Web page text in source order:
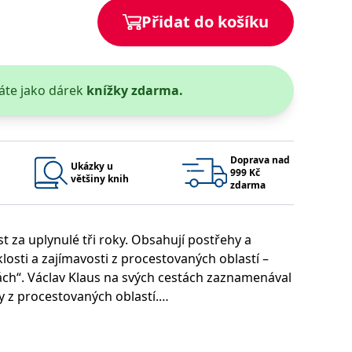
Přidat do košíku
jako dárek knížky zdarma.
Ukázky u
většiny knih
Doprava nad
999 Kč
zdarma
za uplynulé tři roky. Obsahují postřehy a
a zajímavosti z procestovaných oblastí –
Václav Klaus na svých cestách zaznamenával
z procestovaných oblastí.
soubory cookie návštěvníků. Je nutné, aby banner cookie
k udržování proměnných relací uživatelů. Obvykle se
příkladem je udržování přihlášeného stavu uživatele
možné podávat platné zprávy o používání jejich
stránku a slouží k počítání a sledování zobrazení
stránky.
správného vzhledu dialogových oken.
a zemí
Vyprší
Popis
1 rok